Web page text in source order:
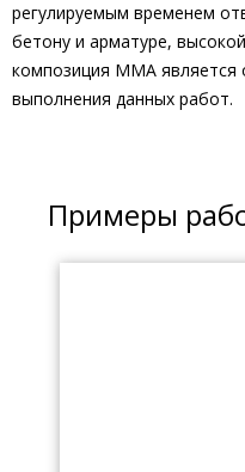
регулируемым временем
бетону и арматуре,
композиция ММА является
выполнения данных работ.
Примеры